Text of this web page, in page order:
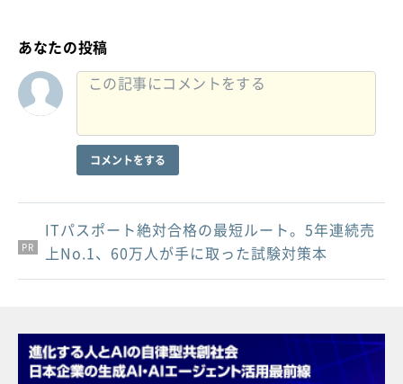
あなたの投稿
コメントをする
PR
PR
PR
ITパスポート絶対合格の最短ルート。5年連続売
上No.1、60万人が手に取った試験対策本